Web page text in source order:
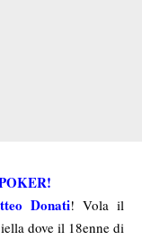
Donati! Vola il
dove il 18enne di